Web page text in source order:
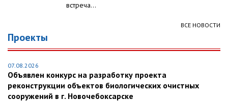
встреча...
ВСЕ НОВОСТИ
Проекты
07.08.2026
Объявлен конкурс на разработку проекта
реконструкции объектов биологических очистных
сооружений в г. Новочебоксарске